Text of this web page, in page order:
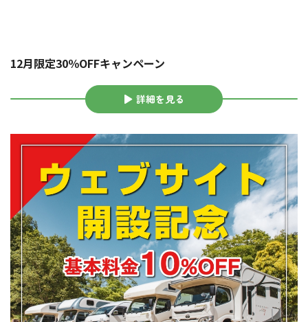
12月限定30％OFFキャンペーン
詳細を見る